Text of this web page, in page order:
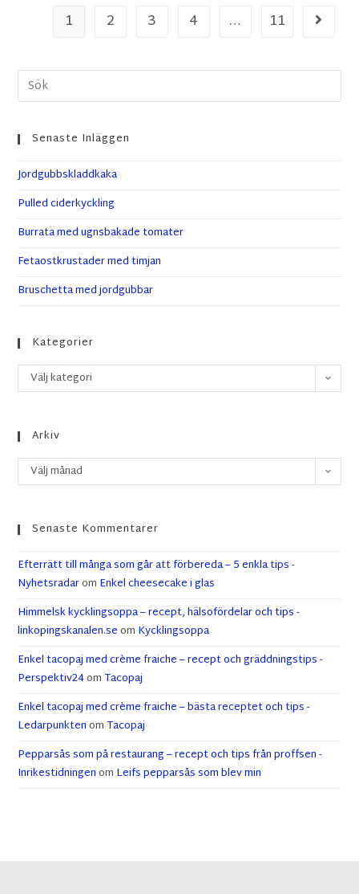
1 2 3 4 … 11
Senaste Inläggen
Jordgubbskladdkaka
Pulled ciderkyckling
Burrata med ugnsbakade tomater
Fetaostkrustader med timjan
Bruschetta med jordgubbar
Kategorier
Välj kategori
Arkiv
Välj månad
Senaste Kommentarer
Efterrätt till många som går att förbereda – 5 enkla tips -
Nyhetsradarom Enkel cheesecake i glas
Himmelsk kycklingsoppa – recept, hälsofördelar och tips -
linkopingskanalen.seom Kycklingsoppa
Enkel tacopaj med crème fraiche – recept och gräddningstips -
Perspektiv24omTacopaj
Enkel tacopaj med crème fraiche – bästa receptet och tips -
LedarpunktenomTacopaj
Pepparsås som på restaurang – recept och tips från proffsen -
Inrikestidningenom Leifs pepparsås som blev min